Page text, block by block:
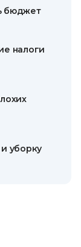
бюджет
налоги
уборку